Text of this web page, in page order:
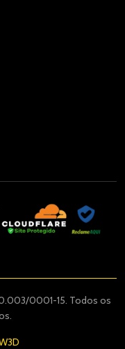
0001-15. Todos os